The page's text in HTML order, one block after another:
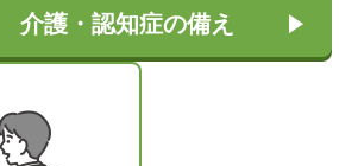
介護・認知症の備え